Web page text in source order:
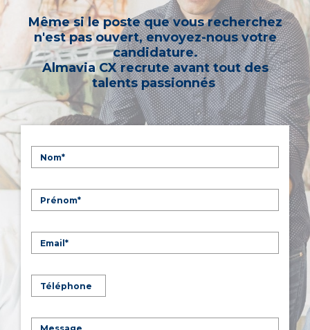
Même si le poste que vous recherchez
n'est pas ouvert, envoyez-nous votre
candidature.
Almavia CX recrute avant tout des
talents passionnés